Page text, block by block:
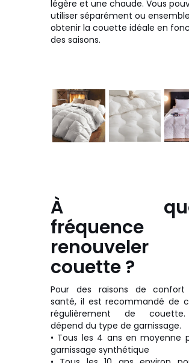
légère et une chaude. Vous
utiliser séparément ou
obtenir la couette idéale en
des saisons.
À
fréquence
renouveler
couette ?
Pour des raisons de
santé, il est recommandé de
régulièrement de
dépend du type de garnissage.
• Tous les 4 ans en moyenne
garnissage synthétique